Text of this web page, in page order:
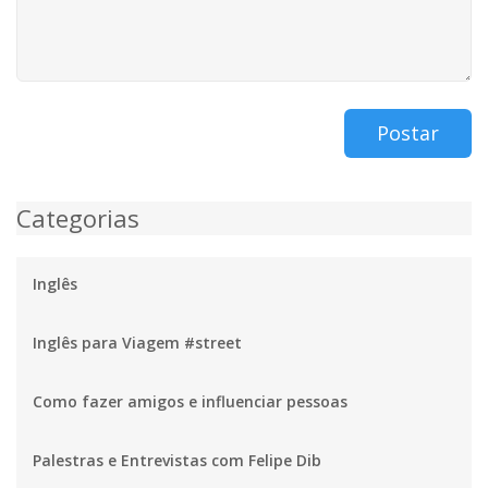
Postar
Categorias
Inglês
Inglês para Viagem #street
Como fazer amigos e influenciar pessoas
Palestras e Entrevistas com Felipe Dib